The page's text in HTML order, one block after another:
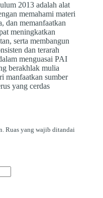
2013 adalah alat
memahami materi
dan memanfaatkan
meningkatkan
serta membangun
dan terarah
menguasai PAI
berakhlak mulia
manfaatkan sumber
yang cerdas
Ruas yang wajib ditandai